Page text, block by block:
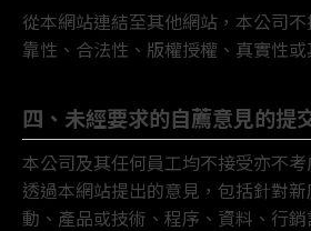
從本網站連結至其他網站，本公司
靠性、合法性、版權授權、真實性或
四、未經要求的自薦意見的提
本公司及其任何員工均不接受亦不
透過本網站提出的意見，包括針對
動、產品或技術、程序、資料、行